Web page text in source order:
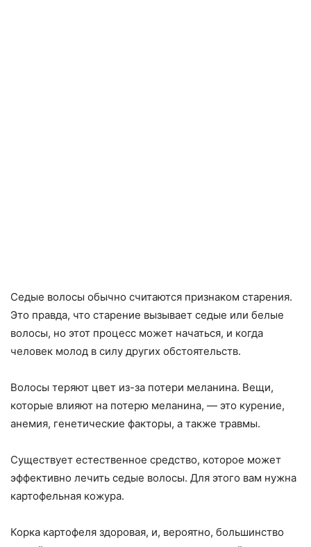
Седые волосы обычно считаются признаком старения.
Это правда, что старение вызывает седые или белые
волосы, но этот процесс может начаться, и когда
человек молод в силу других обстоятельств.
Волосы теряют цвет из-за потери меланина. Вещи,
которые влияют на потерю меланина, — это курение,
анемия, генетические факторы, а также травмы.
Существует естественное средство, которое может
эффективно лечить седые волосы. Для этого вам нужна
картофельная кожура.
Корка картофеля здоровая, и, вероятно, большинство